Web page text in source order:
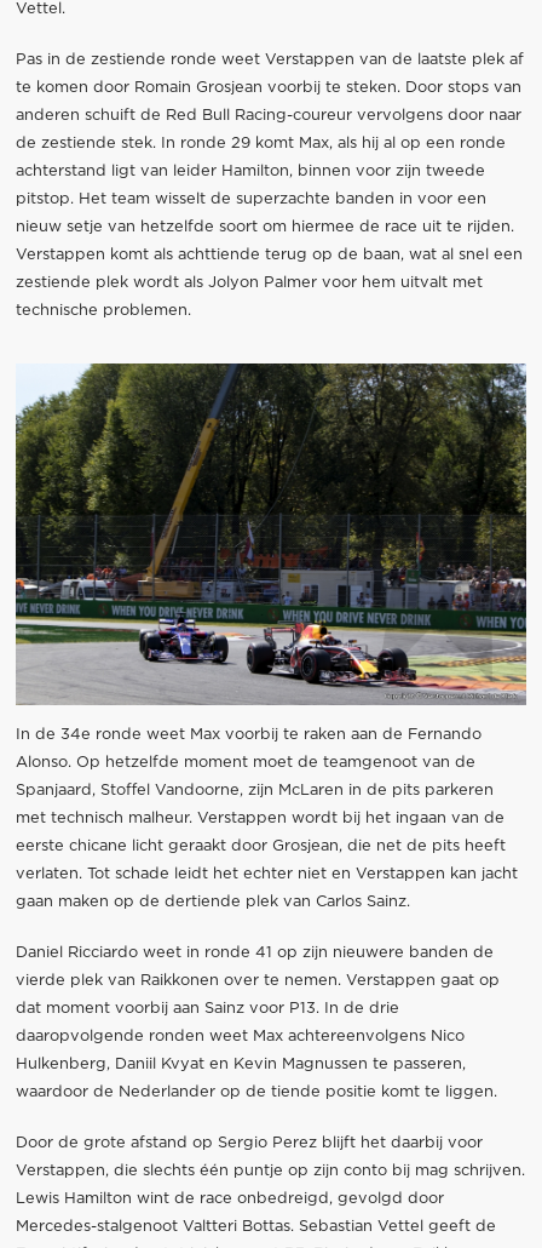
Vettel.
Pas in de zestiende ronde weet Verstappen van de laatste plek af
te komen door Romain Grosjean voorbij te steken. Door stops van
anderen schuift de Red Bull Racing-coureur vervolgens door naar
de zestiende stek. In ronde 29 komt Max, als hij al op een ronde
achterstand ligt van leider Hamilton, binnen voor zijn tweede
pitstop. Het team wisselt de superzachte banden in voor een
nieuw setje van hetzelfde soort om hiermee de race uit te rijden.
Verstappen komt als achttiende terug op de baan, wat al snel een
zestiende plek wordt als Jolyon Palmer voor hem uitvalt met
technische problemen.
In de 34e ronde weet Max voorbij te raken aan de Fernando
Alonso. Op hetzelfde moment moet de teamgenoot van de
Spanjaard, Stoffel Vandoorne, zijn McLaren in de pits parkeren
met technisch malheur. Verstappen wordt bij het ingaan van de
eerste chicane licht geraakt door Grosjean, die net de pits heeft
verlaten. Tot schade leidt het echter niet en Verstappen kan jacht
gaan maken op de dertiende plek van Carlos Sainz.
Daniel Ricciardo weet in ronde 41 op zijn nieuwere banden de
vierde plek van Raikkonen over te nemen. Verstappen gaat op
dat moment voorbij aan Sainz voor P13. In de drie
daaropvolgende ronden weet Max achtereenvolgens Nico
Hulkenberg, Daniil Kvyat en Kevin Magnussen te passeren,
waardoor de Nederlander op de tiende positie komt te liggen.
Door de grote afstand op Sergio Perez blijft het daarbij voor
Verstappen, die slechts één puntje op zijn conto bij mag schrijven.
Lewis Hamilton wint de race onbedreigd, gevolgd door
Mercedes-stalgenoot Valtteri Bottas. Sebastian Vettel geeft de